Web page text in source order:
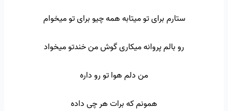
ستارم برای تو میتابه همه چیو برای تو میخوام
رو بالم پروانه میکاری گوش من خندتو میخواد
من دلم هوا تو رو داره
همونم که برات هر چی داده